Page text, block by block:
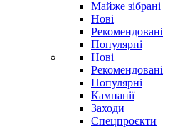
Майже зібрані
Нові
Рекомендовані
Популярні
Нові
Рекомендовані
Популярні
Кампанії
Заходи
Спецпроєкти